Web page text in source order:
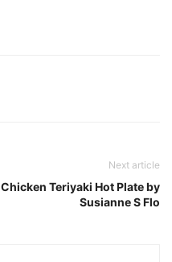
Next article
Chicken Teriyaki Hot Plate by
Susianne S Flo